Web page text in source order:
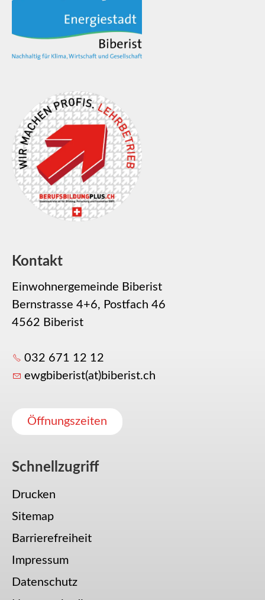
Kontakt
Einwohnergemeinde Biberist
Bernstrasse 4+6, Postfach 46
4562 Biberist
032 671 12 12
ewgbiberist(at)biberist.ch
Öffnungszeiten
Schnellzugriff
Drucken
Sitemap
Barrierefreiheit
Impressum
Datenschutz